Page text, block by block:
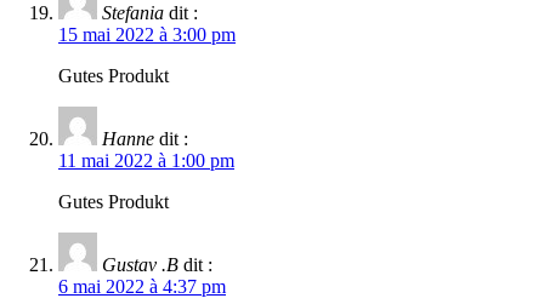
Stefania dit :
15 mai 2022 à 3:00 pm
Gutes Produkt
Hanne dit :
11 mai 2022 à 1:00 pm
Gutes Produkt
Gustav .B dit :
6 mai 2022 à 4:37 pm